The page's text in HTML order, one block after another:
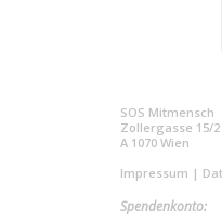
SOS Mitmensch
Zollergasse 15/2
A 1070 Wien
Impressum |
Spendenkonto: